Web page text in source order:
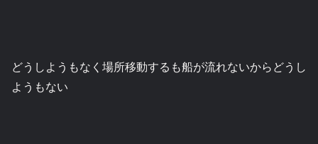
どうしようもなく場所移動するも船が流れないからどうし
ようもない